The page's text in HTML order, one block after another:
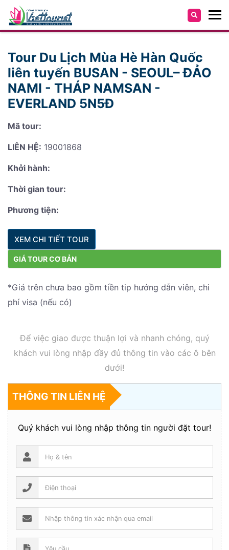
Tour Du Lịch Mùa Hè Hàn Quốc
liên tuyến BUSAN - SEOUL– ĐẢO
NAMI - THÁP NAMSAN -
EVERLAND 5N5Đ
Mã tour:
LIÊN HỆ: 19001868
Khởi hành:
Thời gian tour:
Phương tiện:
XEM CHI TIẾT TOUR
GIÁ TOUR CƠ BẢN
*Giá trên chưa bao gồm tiền tip hướng dẫn viên, chi
phí visa (nếu có)
Để việc giao được thuận lợi và nhanh chóng, quý
khách vui lòng nhập đầy đủ thông tin vào các ô bên
dưới!
THÔNG TIN LIÊN HỆ
Quý khách vui lòng nhập thông tin người đặt tour!